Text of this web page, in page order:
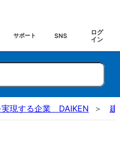
サポート SNS
ログ
イン
実現する企業 DAIKEN 建